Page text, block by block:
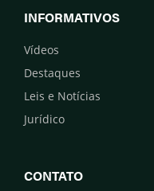
INFORMATIVOS
Vídeos
Destaques
Leis e Notícias
Jurídico
CONTATO